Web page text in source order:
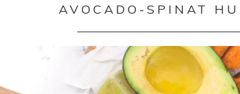
AVOCADO-SPINAT